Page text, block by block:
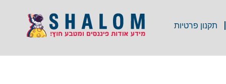
תקנון פרטיות